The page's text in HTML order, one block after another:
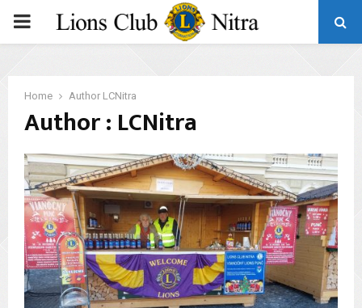
PRIMARY
Home Author LCNitra
Author : LCNitra